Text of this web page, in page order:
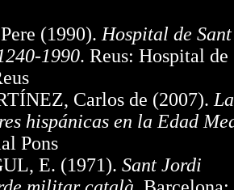
(1990). Hospital de Sant
1990. Reus: Hospital de
Carlos de (2007).
hispánicas en la Edad
Pons
E. (1971). Sant Jordi